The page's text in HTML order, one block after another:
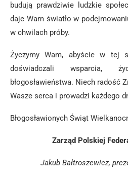
budują prawdziwie ludzkie
daje Wam światło w
w chwilach próby.
Życzymy Wam, abyście w tej
doświadczali wsparcia,
błogosławieństwa. Niech radość
Wasze serca i prowadzi każdego
Błogosławionych Świąt
Zarząd Polskiej
Jakub Bałtroszewicz,